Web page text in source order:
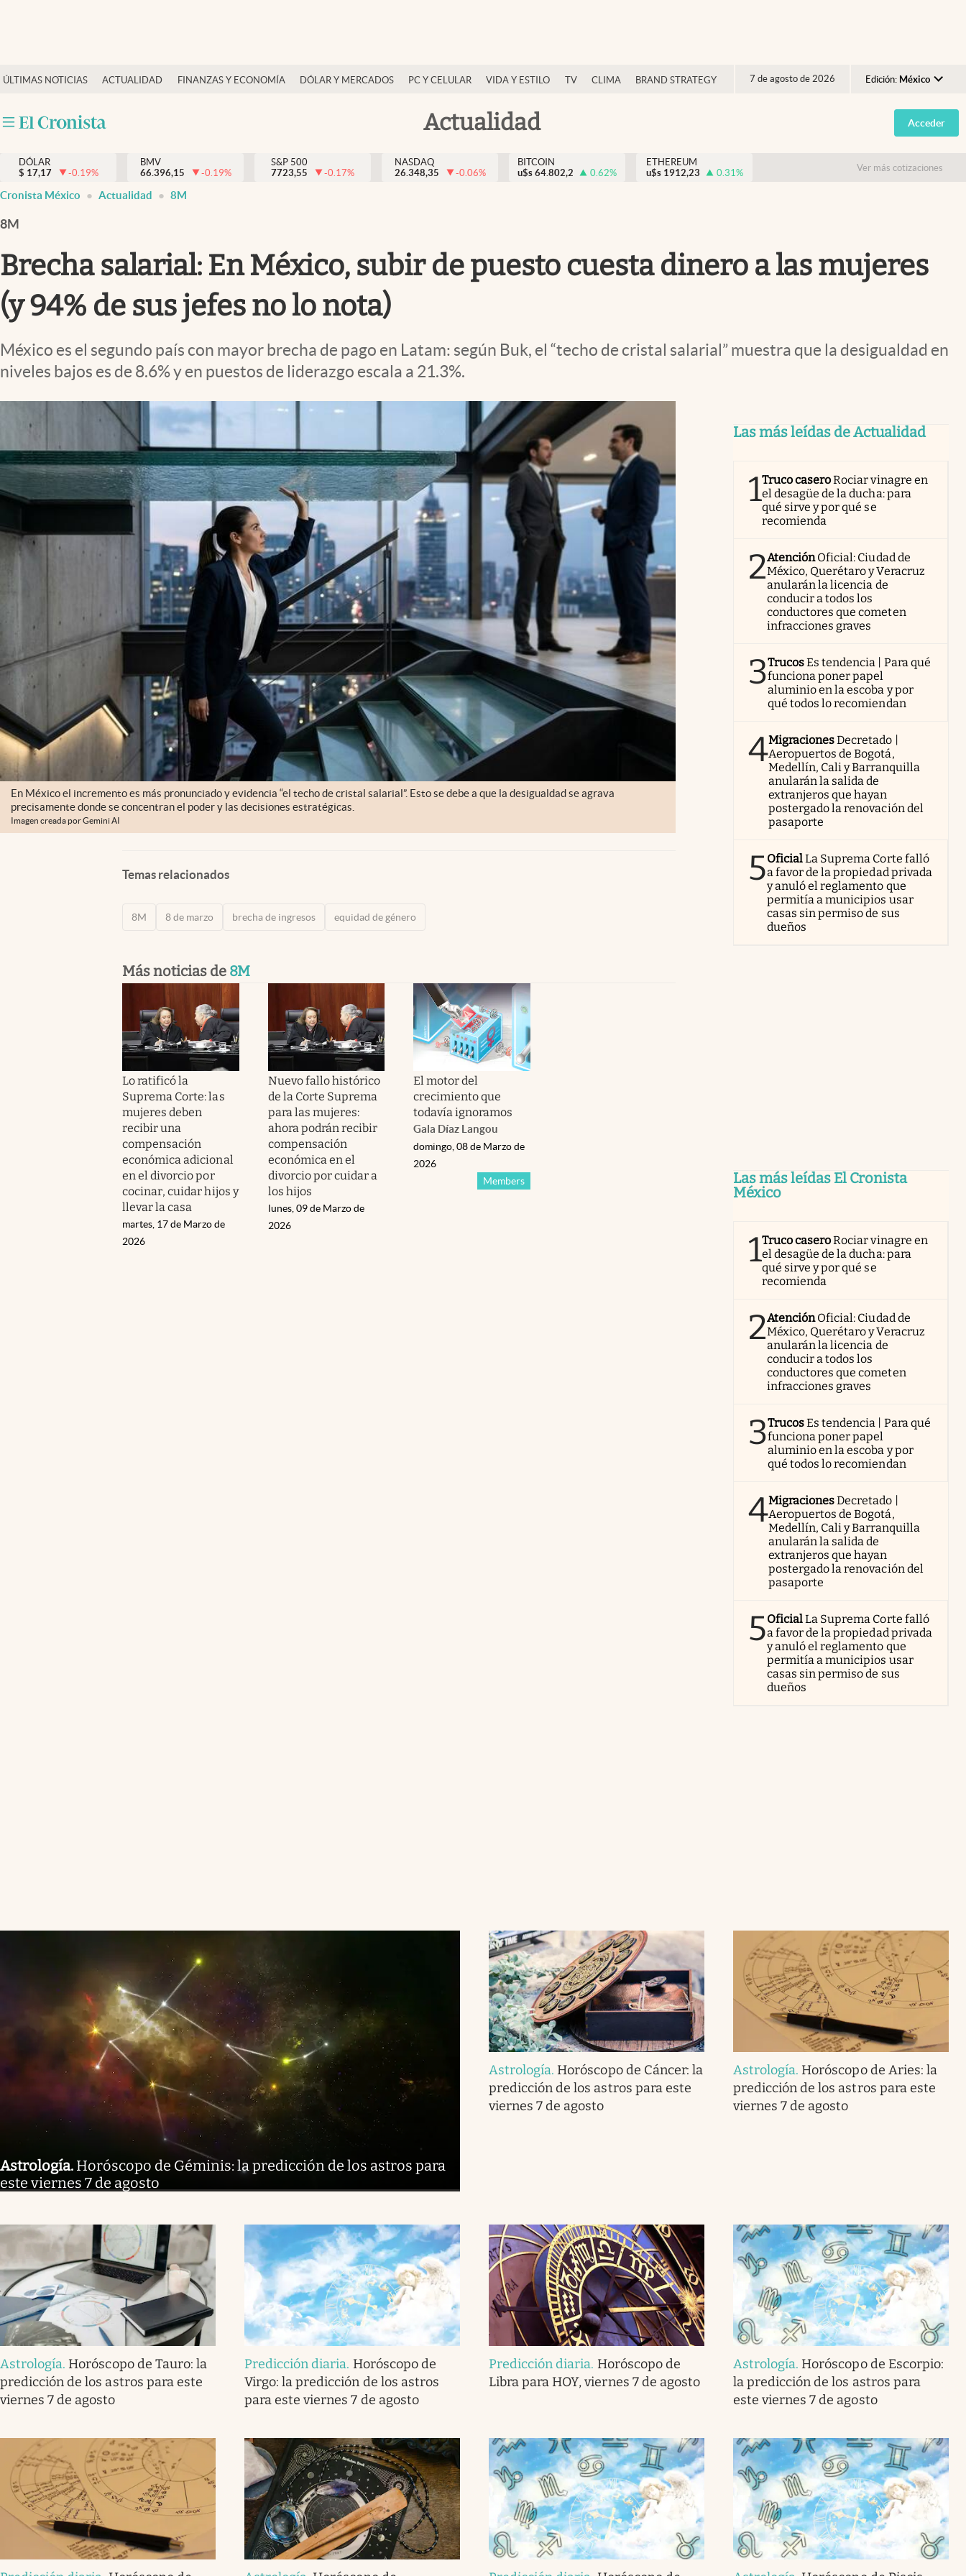
ÚLTIMAS NOTICIAS ACTUALIDAD FINANZAS Y ECONOMÍA DÓLAR Y MERCADOS PC Y CELULAR VIDA Y ESTILO TV CLIMA BRAND STRATEGY 7 de agosto de 2026 Edición: México
Argentina
España
USA
Actualidad
Actualidad
Internacionales
Opinión
Brand Strategy
Vida y estilo
Tv
Espiritualidad
Acceder
DÓLAR
$ 17,17 -0.19%
BMV
66.396,15
-0.19%
S&P 500
7723,55
-0.17%
NASDAQ
26.348,35
-0.06%
BITCOIN
u$s 64.802,2 0.62%
ETHEREUM
u$s 1912,23 0.31% Ver más cotizaciones
Cronista México Actualidad 8M
8M
Brecha salarial: En México, subir de puesto cuesta dinero a las mujeres
(y 94% de sus jefes no lo nota)
México es el segundo país con mayor brecha de pago en Latam: según Buk, el “techo de cristal salarial” muestra que la desigualdad en
niveles bajos es de 8.6% y en puestos de liderazgo escala a 21.3%.
En México el incremento es más pronunciado y evidencia “el techo de cristal salarial”. Esto se debe a que la desigualdad se agrava
precisamente donde se concentran el poder y las decisiones estratégicas.
Imagen creada por Gemini AI
Temas relacionados
8M 8 de marzo brecha de ingresos equidad de género
Más noticias de 8M
Lo ratificó la
Suprema Corte: las
mujeres deben
recibir una
compensación
económica adicional
en el divorcio por
cocinar, cuidar hijos y
llevar la casa
martes, 17 de Marzo de
2026
Nuevo fallo histórico
de la Corte Suprema
para las mujeres:
ahora podrán recibir
compensación
económica en el
divorcio por cuidar a
los hijos
lunes, 09 de Marzo de
2026
El motor del
crecimiento que
todavía ignoramos
Gala Díaz Langou
Members
domingo, 08 de Marzo de
2026
Las más leídas de Actualidad
1Truco caseroRociar vinagre en
el desagüe de la ducha: para
qué sirve y por qué se
recomienda
2AtenciónOficial: Ciudad de
México, Querétaro y Veracruz
anularán la licencia de
conducir a todos los
conductores que cometen
infracciones graves
3TrucosEs tendencia | Para qué
funciona poner papel
aluminio en la escoba y por
qué todos lo recomiendan
4MigracionesDecretado |
Aeropuertos de Bogotá,
Medellín, Cali y Barranquilla
anularán la salida de
extranjeros que hayan
postergado la renovación del
pasaporte
5OficialLa Suprema Corte falló
a favor de la propiedad privada
y anuló el reglamento que
permitía a municipios usar
casas sin permiso de sus
dueños
Las más leídas El Cronista
México
1Truco caseroRociar vinagre en
el desagüe de la ducha: para
qué sirve y por qué se
recomienda
2AtenciónOficial: Ciudad de
México, Querétaro y Veracruz
anularán la licencia de
conducir a todos los
conductores que cometen
infracciones graves
3TrucosEs tendencia | Para qué
funciona poner papel
aluminio en la escoba y por
qué todos lo recomiendan
4MigracionesDecretado |
Aeropuertos de Bogotá,
Medellín, Cali y Barranquilla
anularán la salida de
extranjeros que hayan
postergado la renovación del
pasaporte
5OficialLa Suprema Corte falló
a favor de la propiedad privada
y anuló el reglamento que
permitía a municipios usar
casas sin permiso de sus
dueños
Astrología. Horóscopo de Géminis: la predicción de los astros para
este viernes 7 de agosto
Astrología. Horóscopo de Cáncer: la
predicción de los astros para este
viernes 7 de agosto
Astrología. Horóscopo de Aries: la
predicción de los astros para este
viernes 7 de agosto
Astrología. Horóscopo de Tauro: la
predicción de los astros para este
viernes 7 de agosto
Predicción diaria. Horóscopo de
Virgo: la predicción de los astros
para este viernes 7 de agosto
Predicción diaria. Horóscopo de
Libra para HOY, viernes 7 de agosto
Astrología. Horóscopo de Escorpio:
la predicción de los astros para
este viernes 7 de agosto